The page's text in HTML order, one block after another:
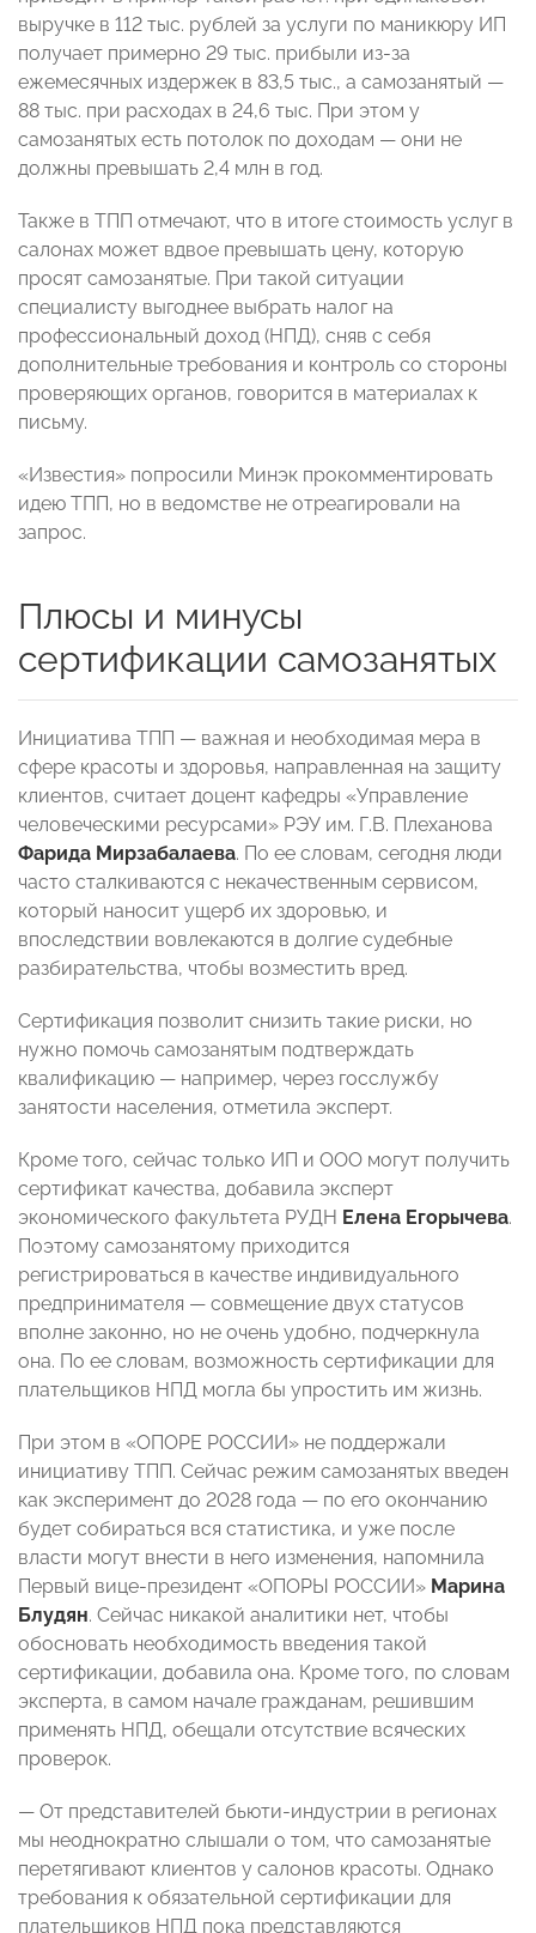
выручке в 112 тыс. рублей за услуги по маникюру ИП
получает примерно 29 тыс. прибыли из-за
ежемесячных издержек в 83,5 тыс., а самозанятый —
88 тыс. при расходах в 24,6 тыс. При этом у
самозанятых есть потолок по доходам — они не
должны превышать 2,4 млн в год.
Также в ТПП отмечают, что в итоге стоимость услуг в
салонах может вдвое превышать цену, которую
просят самозанятые. При такой ситуации
специалисту выгоднее выбрать налог на
профессиональный доход (НПД), сняв с себя
дополнительные требования и контроль со стороны
проверяющих органов, говорится в материалах к
письму.
«Известия» попросили Минэк прокомментировать
идею ТПП, но в ведомстве не отреагировали на
запрос.
Плюсы и минусы
сертификации самозанятых
Инициатива ТПП — важная и необходимая мера в
сфере красоты и здоровья, направленная на защиту
клиентов, считает доцент кафедры «Управление
человеческими ресурсами» РЭУ им. Г.В. Плеханова
Фарида Мирзабалаева. По ее словам, сегодня люди
часто сталкиваются с некачественным сервисом,
который наносит ущерб их здоровью, и
впоследствии вовлекаются в долгие судебные
разбирательства, чтобы возместить вред.
Сертификация позволит снизить такие риски, но
нужно помочь самозанятым подтверждать
квалификацию — например, через госслужбу
занятости населения, отметила эксперт.
Кроме того, сейчас только ИП и ООО могут получить
сертификат качества, добавила эксперт
экономического факультета РУДН Елена Егорычева.
Поэтому самозанятому приходится
регистрироваться в качестве индивидуального
предпринимателя — совмещение двух статусов
вполне законно, но не очень удобно, подчеркнула
она. По ее словам, возможность сертификации для
плательщиков НПД могла бы упростить им жизнь.
При этом в «ОПОРЕ РОССИИ» не поддержали
инициативу ТПП. Сейчас режим самозанятых введен
как эксперимент до 2028 года — по его окончанию
будет собираться вся статистика, и уже после
власти могут внести в него изменения, напомнила
Первый вице-президент «ОПОРЫ РОССИИ» Марина
Блудян. Сейчас никакой аналитики нет, чтобы
обосновать необходимость введения такой
сертификации, добавила она. Кроме того, по словам
эксперта, в самом начале гражданам, решившим
применять НПД, обещали отсутствие всяческих
проверок.
— От представителей бьюти-индустрии в регионах
мы неоднократно слышали о том, что самозанятые
перетягивают клиентов у салонов красоты. Однако
требования к обязательной сертификации для
плательщиков НПД пока представляются